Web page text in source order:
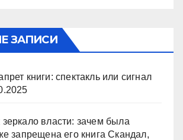
ЗАПИСИ
книги: спектакль или сигнал
зеркало власти: зачем была
запрещена его книга Скандал,